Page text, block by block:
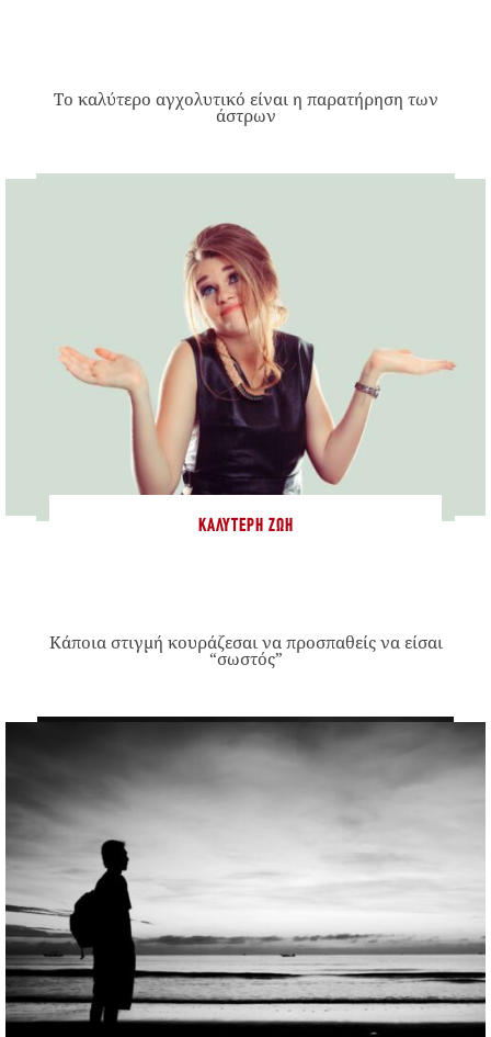
Το καλύτερο αγχολυτικό είναι η παρατήρηση των
άστρων
ΚΑΛΎΤΕΡΗ ΖΩΉ
Κάποια στιγμή κουράζεσαι να προσπαθείς να είσαι
“σωστός”